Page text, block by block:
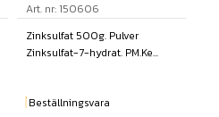
Art. nr: 150606
Zinksulfat 500g. Pulver
Zinksulfat-7-hydrat. PM.Ke...
Beställningsvara